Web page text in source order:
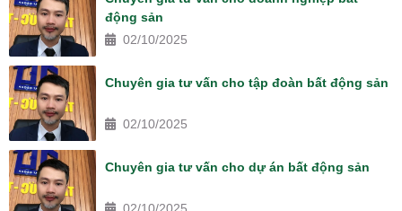
động sản
02/10/2025
Chuyên gia tư vấn cho tập đoàn bất động sản
02/10/2025
Chuyên gia tư vấn cho dự án bất động sản
02/10/2025